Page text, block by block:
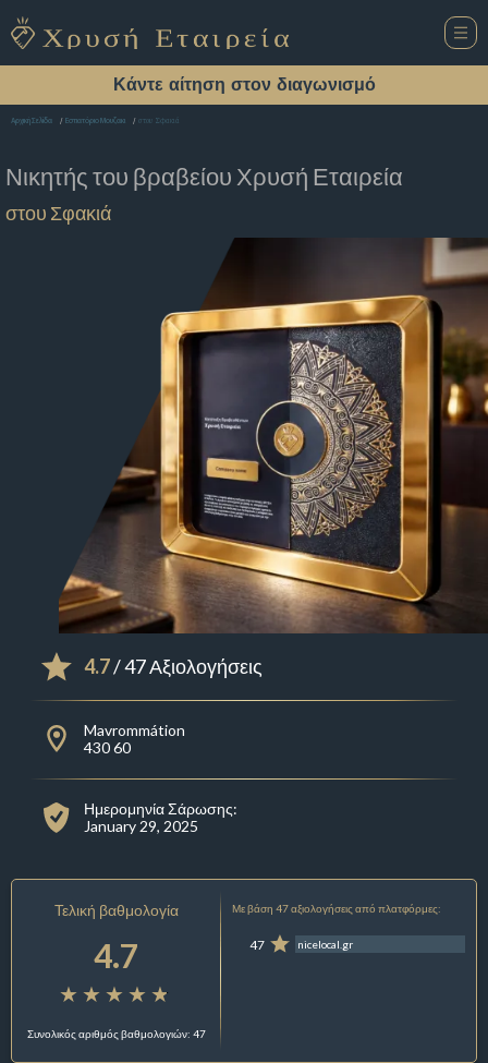
Κάντε αίτηση στον διαγωνισμό
Αρχική Σελίδα Εστιατόριο Μουζακι στου Σφακιά
Νικητής του βραβείου Χρυσή Εταιρεία
στου Σφακιά
4.7/ 47 Αξιολογήσεις
Mavrommátion
430 60
Ημερομηνία Σάρωσης:
January 29, 2025
Τελική βαθμολογία
4.7
Συνολικός αριθμός βαθμολογιών: 47
Με βάση 47 αξιολογήσεις από πλατφόρμες:
47 nicelocal.gr